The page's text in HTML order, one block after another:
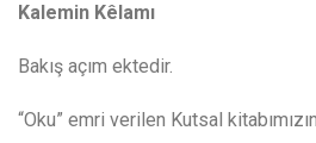
Kalemin Kêlamı
Bakış açım ektedir.
“Oku” emri verilen Kutsal